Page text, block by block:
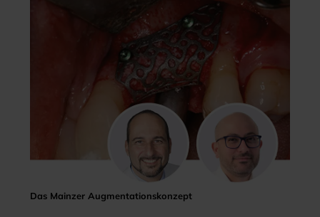
Das Mainzer Augmentationskonzept